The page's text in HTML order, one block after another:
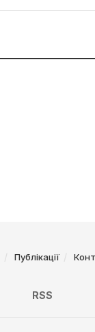
Публікації
RSS